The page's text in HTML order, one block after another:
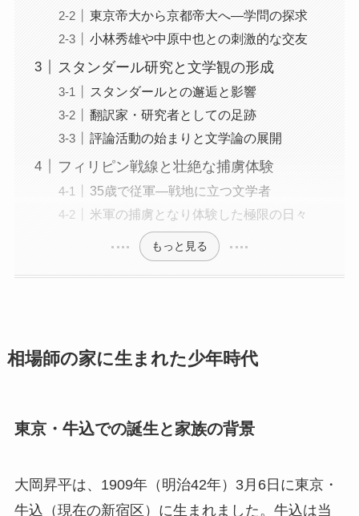
東京帝大から京都帝大へ—学問の探求
小林秀雄や中原中也との刺激的な交友
スタンダール研究と文学観の形成
スタンダールとの邂逅と影響
翻訳家・研究者としての足跡
評論活動の始まりと文学論の展開
フィリピン戦線と壮絶な捕虜体験
35歳で従軍—戦地に立つ文学者
米軍の捕虜となり体験した極限の日々
もっと見る
相場師の家に生まれた少年時代
東京・牛込での誕生と家族の背景
大岡昇平は、1909年（明治42年）3月6日に東京・
牛込（現在の新宿区）に生まれました。牛込は当